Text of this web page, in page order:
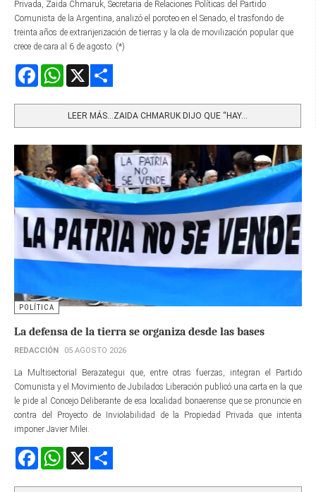
Privada, Zaida Chmaruk, Secretaria de Relaciones Políticas del Partido
Comunista de la Argentina, analizó el poroteo en el Senado, el trasfondo de
treinta años de extranjerización de tierras y la ola de movilización popular que
crece de cara al 6 de agosto. (*)
FacebookWhatsApp
LEER MÁS…ZAIDA CHMARUK DIJO QUE “HAY...
POLÍTICA
La defensa de la tierra se organiza desde las bases
REDACCIÓN 05 AGOSTO 2026
La Multisectorial Berazategui que, entre otras fuerzas, integran el Partido
Comunista y el Movimiento de Jubilados Liberación publicó una carta en la que
le pide al Concejo Deliberante de esa localidad bonaerense que se pronuncie en
contra del Proyecto de Inviolabilidad de la Propiedad Privada que intenta
imponer Javier Milei.
FacebookWhatsApp